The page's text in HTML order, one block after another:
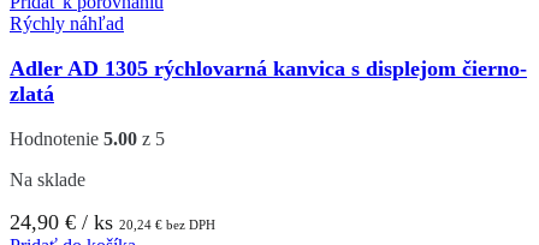
Rýchly náhľad
Adler AD 1305 rýchlovarná kanvica s displejom čierno-
zlatá
Hodnotenie 5.00 z 5
Na sklade
24,90 € / ks 20,24 € bez DPH